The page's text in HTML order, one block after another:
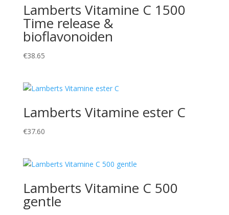
Lamberts Vitamine C 1500
Time release &
bioflavonoiden
€38.65
Lamberts Vitamine ester C
€37.60
Lamberts Vitamine C 500
gentle